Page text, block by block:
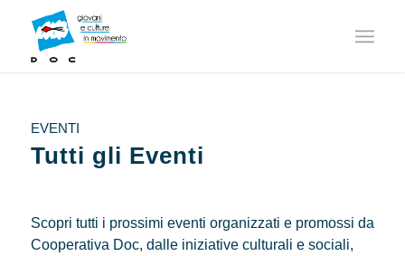
EVENTI
Tutti gli Eventi
Scopri tutti i prossimi eventi organizzati e promossi da
Cooperativa Doc, dalle iniziative culturali e sociali,